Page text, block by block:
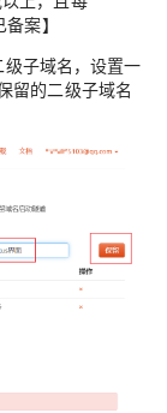
案】
子域名，设置一
留的二级子域名